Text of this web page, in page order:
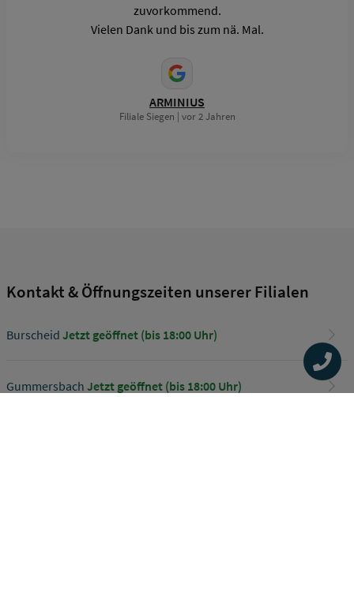
zuvorkommend.
Vielen Dank und bis zum nä. Mal.
ARMINIUS
Filiale Siegen | vor 2 Jahren
Kontakt & Öffnungszeiten unserer Filialen
Burscheid Jetzt geöffnet (bis 18:00 Uhr)
Gummersbach Jetzt geöffnet (bis 18:00 Uhr)